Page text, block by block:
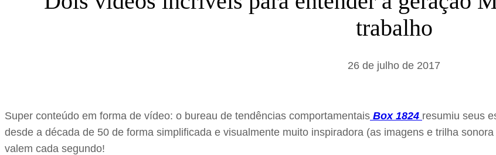
a
trabalho
26 de julho de 2017
Super conteúdo em forma de vídeo: o bureau de tendências comportamentais Box 1824 resumiu seus
desde a década de 50 de forma simplificada e visualmente muito inspiradora (as imagens e trilha
valem cada segundo!